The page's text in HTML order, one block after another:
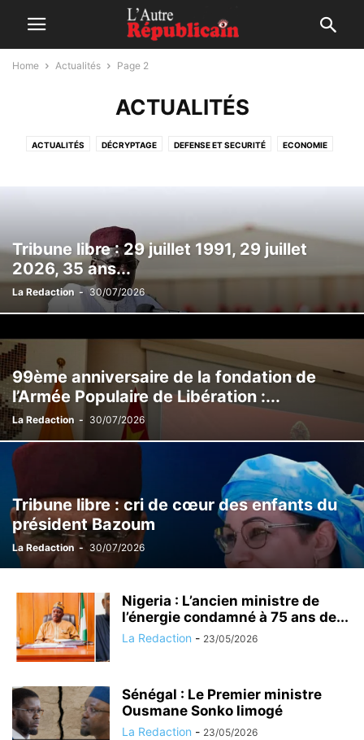
Home Actualités Page 2
ACTUALITÉS
ACTUALITÉS DÉCRYPTAGE DEFENSE ET SECURITÉ ECONOMIE
Tribune libre : 29 juillet 1991, 29 juillet
2026, 35 ans...
La Redaction - 30/07/2026
99ème anniversaire de la fondation de
l’Armée Populaire de Libération :...
La Redaction - 30/07/2026
Tribune libre : cri de cœur des enfants du
président Bazoum
La Redaction - 30/07/2026
Nigeria : L’ancien ministre de
l’énergie condamné à 75 ans de...
La Redaction - 23/05/2026
Sénégal : Le Premier ministre
Ousmane Sonko limogé
La Redaction - 23/05/2026